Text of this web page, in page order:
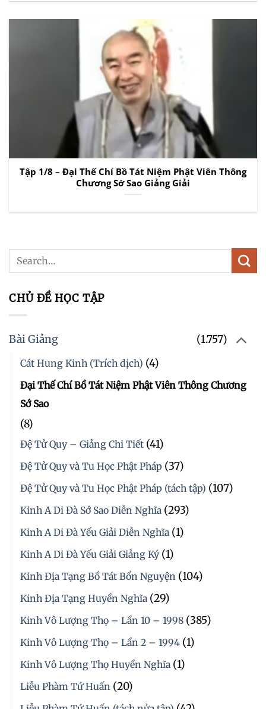
Tập 1/8 – Đại Thế Chí Bồ Tát Niệm Phật Viên Thông
Chương Sớ Sao Giảng Giải
CHỦ ĐỀ HỌC TẬP
Bài Giảng (1.757)
Cát Hung Kinh (Trích dịch) (4)
Đại Thế Chí Bồ Tát Niệm Phật Viên Thông Chương
Sớ Sao
(8)
Đệ Tử Quy – Giảng Chi Tiết (41)
Đệ Tử Quy và Tu Học Phật Pháp (37)
Đệ Tử Quy và Tu Học Phật Pháp (tách tập) (107)
Kinh A Di Đà Sớ Sao Diễn Nghĩa (293)
Kinh A Di Đà Yếu Giải Diễn Nghĩa (1)
Kinh A Di Đà Yếu Giải Giảng Ký(1)
Kinh Địa Tạng Bồ Tát Bổn Nguyện (104)
Kinh Địa Tạng Huyền Nghĩa (29)
Kinh Vô Lượng Thọ – Lần 10 – 1998 (385)
Kinh Vô Lượng Thọ – Lần 2 – 1994 (1)
Kinh Vô Lượng Thọ Huyền Nghĩa (1)
Liễu Phàm Tứ Huấn (20)